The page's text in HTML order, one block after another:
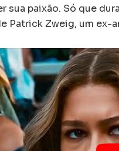
sua paixão. Só que
Patrick Zweig, um ex-